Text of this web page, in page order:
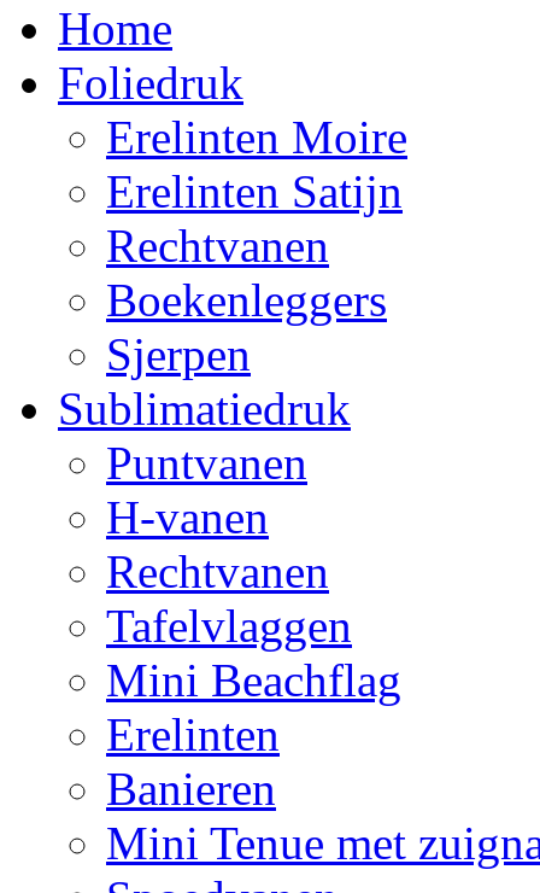
Home
Foliedruk
Erelinten Moire
Erelinten Satijn
Rechtvanen
Boekenleggers
Sjerpen
Sublimatiedruk
Puntvanen
H-vanen
Rechtvanen
Tafelvlaggen
Mini Beachflag
Erelinten
Banieren
Mini Tenue met